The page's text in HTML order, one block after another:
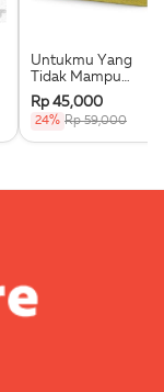
Untukmu Yang
Tidak Mampu
Berbagi
Rp 45,000
24% Rp 59,000